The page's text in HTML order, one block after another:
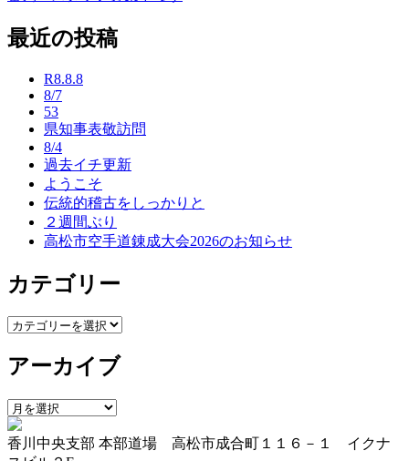
ナ
最近の投稿
R8.8.8
8/7
53
県知事表敬訪問
8/4
過去イチ更新
ようこそ
伝統的稽古をしっかりと
２週間ぶり
高松市空手道錬成大会2026のお知らせ
カテゴリー
カ
ゴ
ー
アーカイブ
ア
ー
カ
香川中央支部 本部道場 高松市成合町１１６－１ イクナ